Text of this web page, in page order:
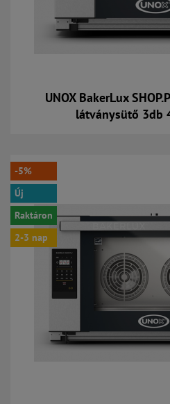
UNOX BakerLux
látványsütő 3db
-5%
Új
Raktáron
2-3 nap